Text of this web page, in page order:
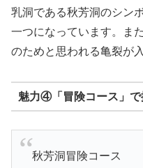
乳洞である秋芳洞のシン
一つになっています。ま
のためと思われる亀裂が
魅力④「冒険コース」で
秋芳洞冒険コース